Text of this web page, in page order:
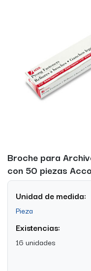
Broche para
con 50 piezas Acco
Unidad de medida:
Pieza
Existencias:
16 unidades